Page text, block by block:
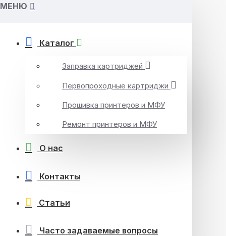
МЕНЮ
Каталог
Заправка картриджей
Первопроходные картриджи
Прошивка принтеров и МФУ
Ремонт принтеров и МФУ
О нас
Контакты
Статьи
Часто задаваемые вопросы